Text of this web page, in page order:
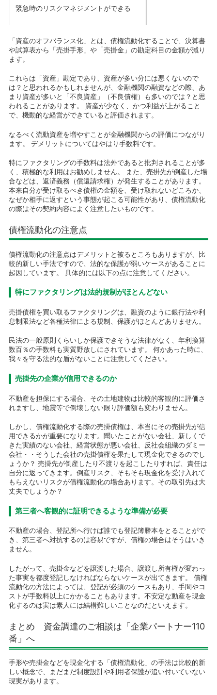
緊急時のリスクマネジメントができる
「資産のオフバランス化」とは、債権流動化することで、決算書
や試算表から「売掛手形」や「売掛金」の勘定科目の金額が減り
ます。
これらは「資産」勘定であり、資産が多い分には悪くないので
は？と思われるかもしれませんが、金融機関の融資などの際、あ
まり資産が多いと「不良資産」（不良債権）も多いのでは？と思
われることがあります。 資産が少なく、かつ利益が上がること
で、機動的な経営ができていると評価されます。
なるべく流動資産を増やすことが金融機関からの評価につながり
ます。 デメリットについてはやはり手数料です。
特にファクタリングの手数料は法外であると批判されることが多
く、積極的な利用はお勧めしません。 また、売掛先が倒産した場
合などは、返済義務（償還請求権）が発生することがあります。
本来自分が受け取るべき債権の金額を、受け取れないどころか、
なぜか相手に返すという事態が起こる可能性があり、債権流動化
の際はその契約内容によく注意したいものです。
債権流動化の注意点
債権流動化の注意点はデメリットと被るところもありますが、比
較的新しい手法ですので、法的な保護が弱いケースがあることに
起因しています。 具体的には以下の点に注意してください。
特にファクタリングは法的規制がほとんどない
売掛債権を買い取るファクタリングは、融資のように銀行法や利
息制限法など各種法律による規制、保護がほとんどありません。
民法の一般原則くらいしか保護できそうな法律がなく、年利換算
数百％の手数料も実質野放しにされています。 何かあった時に、
我々を守る法的な盾がないことに注意してください。
売掛先の企業が信用できるのか
不動産を担保にする場合、その土地建物は比較的客観的に評価さ
れますし、地震等で倒壊しない限り評価額も変わりません。
しかし、債権流動化する際の売掛債権は、本当にその売掛先が信
用できるかが重要になります。聞いたことがない会社、新しくで
きた実績のない会社、経営状態が悪い会社、反社会組織のダミー
会社・・そうした会社の売掛債権を果たして現金化できるのでし
ょうか？ 売掛先が倒産したり不渡りを起こしたりすれば、責任は
自分に返ってきます。倒産リスク、そもそも現金化を受け入れて
もらえないリスクが債権流動化の場合あります。その取引先は大
丈夫でしょうか？
第三者へ客観的に証明できるような準備が必要
不動産の場合、登記所へ行けば誰でも登記簿謄本をとることがで
き、第三者へ対抗するのは容易ですが、債権の場合はそうはいき
ません。
したがって、売掛金などを譲渡した場合、譲渡し所有権が変わっ
た事実を都度登記しなければならないケースが出てきます。 債権
流動化の方法によっては、登記が必須のケースもあり、手間やコ
ストが手数料以上にかかることもあります。不安定な動産を現金
化するのは実は素人には結構難しいことなのだといえます。
まとめ 資金調達のご相談は「企業パートナー110
番」へ
手形や売掛金などを現金化する「債権流動化」の手法は比較的新
しい概念で、まだまだ制度設計や利用者保護が追い付いていない
現実があります。